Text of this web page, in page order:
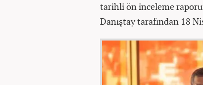
tarihli ön inceleme
Danıştay tarafından 18